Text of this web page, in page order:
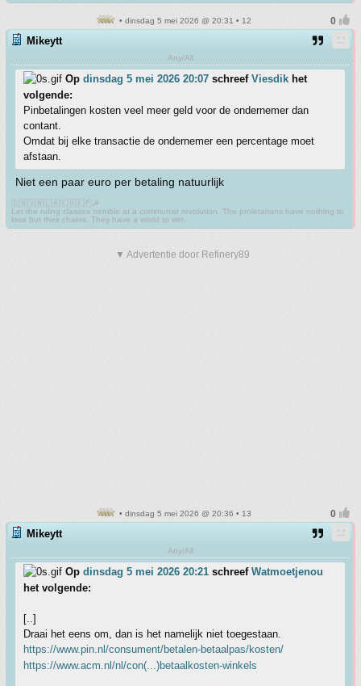
• dinsdag 5 mei 2026 @ 20:31 • 12
Mikeytt
Any/All
Op dinsdag 5 mei 2026 20:07 schreef Viesdik het
volgende:
Pinbetalingen kosten veel meer geld voor de ondernemer dan
contant.
Omdat bij elke transactie de ondernemer een percentage moet
afstaan.
Niet een paar euro per betaling natuurlijk
🇨🇳🇻🇳🇱🇦🇨🇺🇰🇵☭
Let the ruling classes tremble at a communist revolution. The proletarians have nothing to
lose but their chains. They have a world to win.
▼ Advertentie door Refinery89
• dinsdag 5 mei 2026 @ 20:36 • 13
Mikeytt
Any/All
Op dinsdag 5 mei 2026 20:21 schreef Watmoetjenou
het volgende:
[..]
Draai het eens om, dan is het namelijk niet toegestaan.
https://www.pin.nl/consument/betalen-betaalpas/kosten/
https://www.acm.nl/nl/con(...)betaalkosten-winkels